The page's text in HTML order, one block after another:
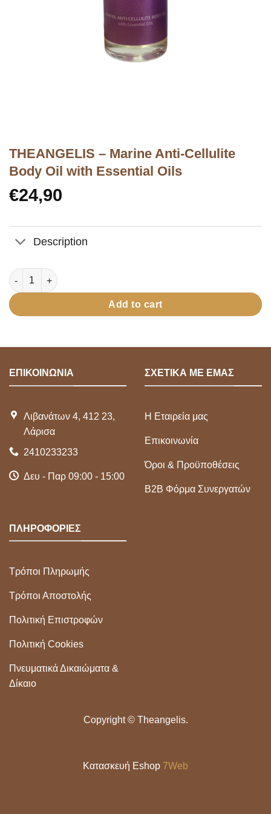
THEANGELIS – Marine Anti-Cellulite
Body Oil with Essential Oils
€24,90
Description
THEANGELIS - Marine Anti-Cellulite Body Oil with Essential
Add to cart
ΕΠΙΚΟΙΝΩΝΙΑ
Λιβανάτων 4, 412 23,
Λάρισα
2410233233
Δευ - Παρ 09:00 - 15:00
ΣΧΕΤΙΚΑ ΜΕ ΕΜΑΣ
Η Εταιρεία μας
Επικοινωνία
Όροι & Προϋποθέσεις
Β2Β Φόρμα Συνεργατών
ΠΛΗΡΟΦΟΡΙΕΣ
Τρόποι Πληρωμής
Τρόποι Αποστολής
Πολιτική Επιστροφών
Πολιτική Cookies
Πνευματικά Δικαιώματα &
Δίκαιο
Copyright © Theangelis.
Κατασκευή Eshop 7Web